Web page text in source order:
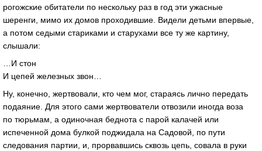
рогожские обитатели по нескольку раз в год эти ужасные
шеренги, мимо их домов проходившие. Видели детьми впервые,
а потом седыми стариками и старухами все ту же картину,
слышали:
…И стон
И цепей железных звон…
Ну, конечно, жертвовали, кто чем мог, стараясь лично передать
подаяние. Для этого сами жертвователи отвозили иногда воза
по тюрьмам, а одиночная беднота с парой калачей или
испеченной дома булкой поджидала на Садовой, по пути
следования партии, и, прорвавшись сквозь цепь, совала в руки